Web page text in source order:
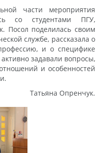
части мероприятия
со студентами ПГУ,
Посол поделилась своим
службе, рассказала о
и о специфике
задавали вопросы,
и особенностей
Татьяна Опренчук.